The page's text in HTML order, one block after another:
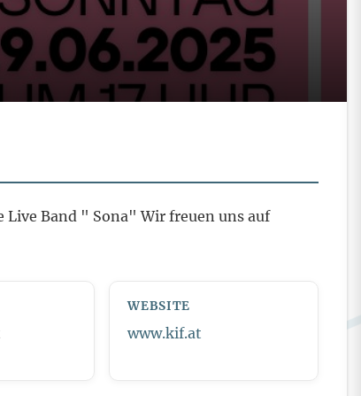
Band " Sona" Wir freuen uns auf
WEBSITE
www.kif.at